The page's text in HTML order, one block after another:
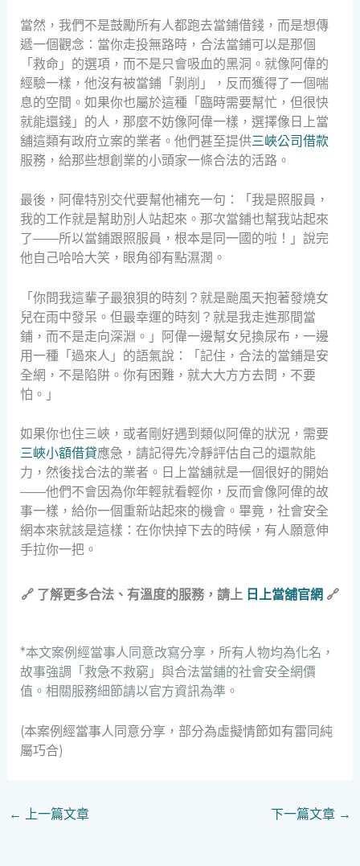
當然，我們不是鼓勵所有人都跑去當鋪借錢，而是想傳
遞一個觀念：當你走投無路時，合法當鋪可以是那個
「救命」的選項，而不是只會吸血的黑洞。就像阿偉的
經驗一樣，他沒有被當鋪「剝削」，反而獲得了一個喘
息的空間。如果你也屬於這種「臨時需要幫忙，但很快
就能還錢」的人，那麼不妨像阿偉一樣，選擇像日上當
舖這類有政府立案的業者。他們甚至提供三峽公司借款
服務，給那些想創業的小頭家一條合法的活路。
最後，阿偉特別交代要幫他補充一句：「我是照服員，
我的工作就是幫助別人站起來。那次當鋪也幫我站起來
了——所以當鋪跟照服員，根本是同一國的啦！」說完
他自己哈哈大笑，眼角卻有點濕潤。
「你問我這輩子最狼狽的時刻？就是颱風天抱著發燒女
兒在雨中發呆。但最幸運的時刻？就是我走進那間當
鋪，而不是走向深淵。」阿偉一邊幫女兒換尿布，一邊
用一種「過來人」的語氣說：「記住，合法的當鋪是安
全網，不是陷阱。你有困難，就大大方方去問，不要
怕。」
如果你也住三峽，或者剛好遇到類似阿偉的狀況，需要
三峽小額借貸應急，請記得先冷靜評估自己的還款能
力，然後找合法的業者。日上當舖就是一個很好的開始
——他們不會因為你年輕就看輕你，反而會像阿偉的故
事一樣，給你一個重新站起來的機會。畢竟，社會安全
網本來就該是這樣：在你快掉下去的時候，有人願意伸
手拉你一把。
🔗 了解更多合法、有溫度的服務，請上 日上當舖官網 🔗
*本文案例經當事人同意改寫分享，所有人物均為化名，
故事強調「救急不救窮」與合法當鋪的社會安全網價
值。相關服務細節請以官方資訊為準。
(本案例經當事人同意分享，部分為虛擬情節如有雷同純
屬巧合)
← 上一篇文章 下一篇文章 →